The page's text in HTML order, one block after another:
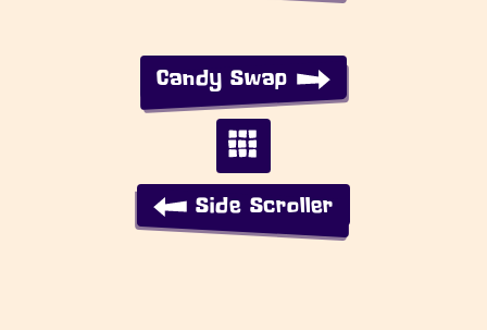
Candy Swap
Side Scroller